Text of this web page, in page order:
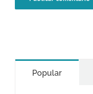
Popular